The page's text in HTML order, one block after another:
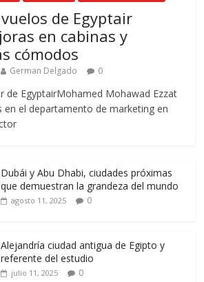
de Egyptair
en cabinas y
cómodos
German Delgado 0
de EgyptairMohamed Mohawad Ezzat
en el departamento de marketing en
Dubái y Abu Dhabi, ciudades próximas
que demuestran la grandeza del mundo
agosto 11, 2025 0
Alejandría ciudad antigua de Egipto y
referente del estudio
julio 11, 2025 0